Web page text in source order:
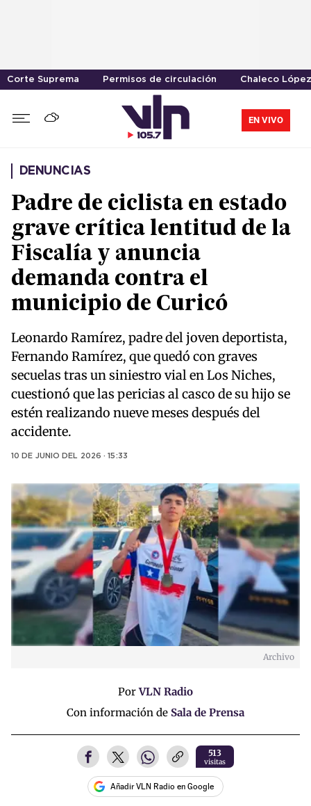
Corte Suprema Permisos de circulación Chaleco López
EN VIVO
DENUNCIAS
Padre de ciclista en estado
grave crítica lentitud de la
Fiscalía y anuncia
demanda contra el
municipio de Curicó
Leonardo Ramírez, padre del joven deportista,
Fernando Ramírez, que quedó con graves
secuelas tras un siniestro vial en Los Niches,
cuestionó que las pericias al casco de su hijo se
estén realizando nueve meses después del
accidente.
10 DE JUNIO DEL 2026 · 15:33
Archivo
PorVLN Radio
Con información de Sala de Prensa
513
visitas
Añadir VLN Radio en Google